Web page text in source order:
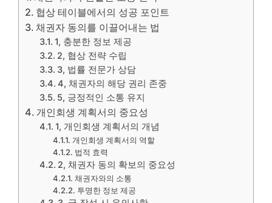
협상 테이블에서의 성공 포인트
채권자 동의를 이끌어내는 법
1, 충분한 정보 제공
2, 협상 전략 수립
3, 법률 전문가 상담
4, 채권자의 해당 권리 존중
5, 긍정적인 소통 유지
개인회생 계획서의 중요성
1, 개인회생 계획서의 개념
개인회생 계획서의 역할
법적 효력
2, 채권자 동의 확보의 중요성
채권자와의 소통
투명한 정보 제공